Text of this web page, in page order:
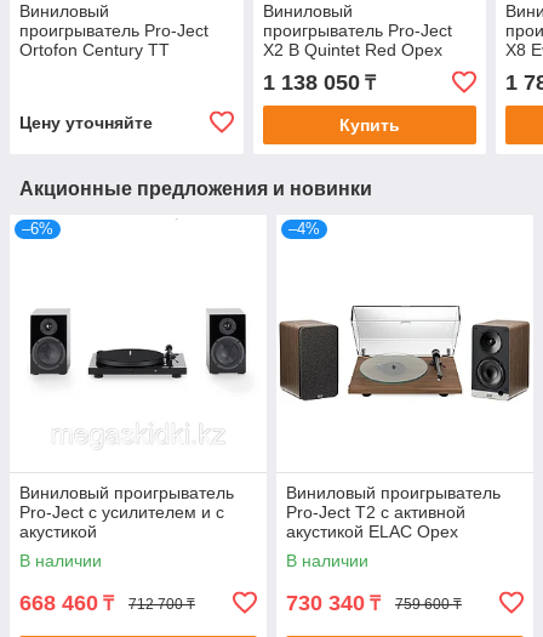
Виниловый
проигрыватель Pro-Ject
Ortofon Century TT
Цену уточняйте
Виниловый
проигрыватель Pro-Ject
X2 B Quintet Red Орех
1 138 050₸
Купить
X8
1
Акционные предложения и новинки
–6%
Виниловый проигрыватель
Pro-Ject с усилителем и с
акустикой
В наличии
668 460 ₸ 712 700 ₸
–4%
Виниловый проигрыватель
Pro-Ject T2 с активной
акустикой ELAC Орех
В наличии
730 340 ₸ 759 600 ₸